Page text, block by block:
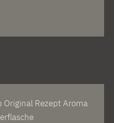
Original Rezept Aroma